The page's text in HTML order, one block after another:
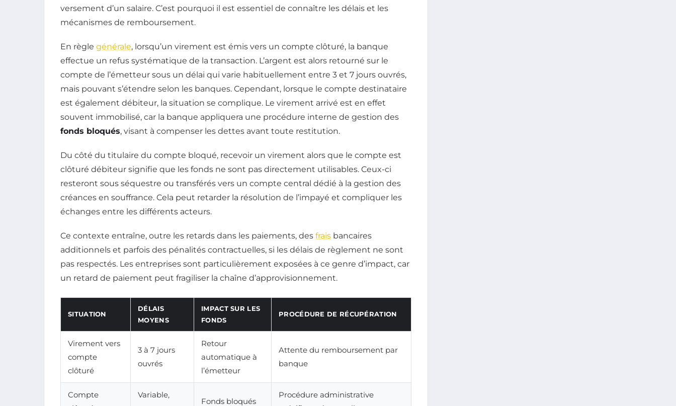
versement d’un salaire. C’est pourquoi il est essentiel de connaître les délais et les
mécanismes de remboursement.
En règle générale, lorsqu’un virement est émis vers un compte clôturé, la banque
effectue un refus systématique de la transaction. L’argent est alors retourné sur le
compte de l’émetteur sous un délai qui varie habituellement entre 3 et 7 jours ouvrés,
mais pouvant s’étendre selon les banques. Cependant, lorsque le compte destinataire
est également débiteur, la situation se complique. Le virement arrivé est en effet
souvent immobilisé, car la banque appliquera une procédure interne de gestion des
fonds bloqués, visant à compenser les dettes avant toute restitution.
Du côté du titulaire du compte bloqué, recevoir un virement alors que le compte est
clôturé débiteur signifie que les fonds ne sont pas directement utilisables. Ceux-ci
resteront sous séquestre ou transférés vers un compte central dédié à la gestion des
créances en souffrance. Cela peut retarder la résolution de l’impayé et compliquer les
échanges entre les différents acteurs.
Ce contexte entraîne, outre les retards dans les paiements, des frais bancaires
additionnels et parfois des pénalités contractuelles, si les délais de règlement ne sont
pas respectés. Les entreprises sont particulièrement exposées à ce genre d’impact, car
un retard de paiement peut fragiliser la chaîne d’approvisionnement.
SITUATION
DÉLAIS
MOYENS
IMPACT SUR LES
FONDS
PROCÉDURE DE RÉCUPÉRATION
Virement vers
compte
clôturé
3 à 7 jours
ouvrés
Retour
automatique à
l’émetteur
Attente du remboursement par
banque
Compte
Variable,
Fonds bloqués
Procédure administrative